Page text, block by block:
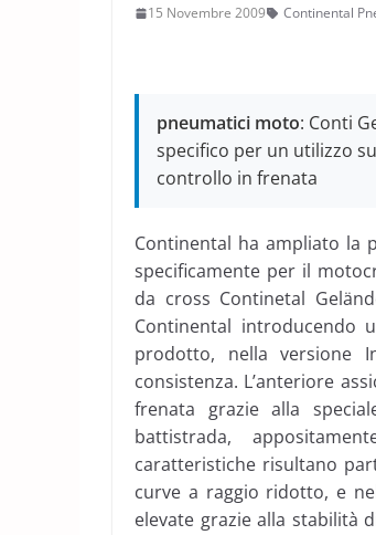
15 Novembre 2009 Continental
pneumatici moto: Conti
specifico per un utilizzo
controllo in frenata
Continental ha ampliato la
specificamente per il
da cross Continetal
Continental introducendo
prodotto, nella versione
consistenza. L’anteriore
frenata grazie alla
battistrada,
caratteristiche risultano
curve a raggio ridotto, e
elevate grazie alla stabilità